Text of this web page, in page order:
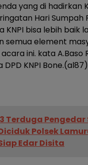
yang di hadirkan
Hari Sumpah
KNPI bisa lebih baik
semua element
ini. kata A.Baso
DPD KNPI Bone.(al87)
3 Terduga Pengedar
Polsek
Edar Disita